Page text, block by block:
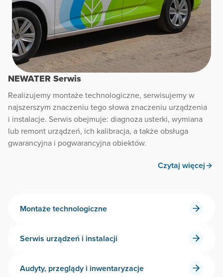
NEWATER Serwis
Realizujemy montaże technologiczne, serwisujemy w
najszerszym znaczeniu tego słowa znaczeniu urządzenia
i instalacje. Serwis obejmuje: diagnoza usterki, wymiana
lub remont urządzeń, ich kalibracja, a także obsługa
gwarancyjna i pogwarancyjna obiektów.
Czytaj więcej
Montaże technologiczne
Serwis urządzeń i instalacji
Audyty, przeglądy i inwentaryzacje